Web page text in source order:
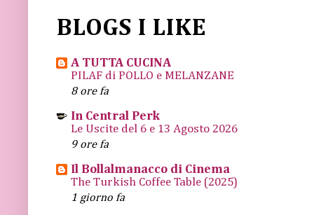
BLOGS I LIKE
A TUTTA CUCINA
PILAF di POLLO e MELANZANE
8 ore fa
In Central Perk
Le Uscite del 6 e 13 Agosto 2026
9 ore fa
Il Bollalmanacco di Cinema
The Turkish Coffee Table (2025)
1 giorno fa